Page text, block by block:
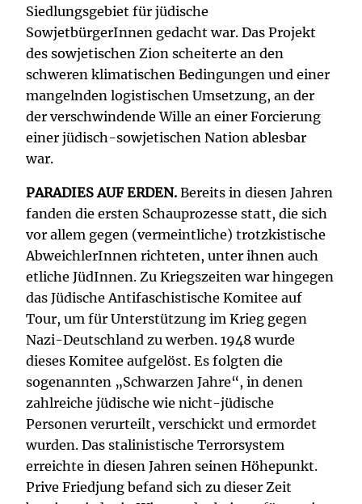
Siedlungsgebiet für jüdische
SowjetbürgerInnen gedacht war. Das Projekt
des sowjetischen Zion scheiterte an den
schweren klimatischen Bedingungen und einer
mangelnden logistischen Umsetzung, an der
der verschwindende Wille an einer Forcierung
einer jüdisch-sowjetischen Nation ablesbar
war.
PARADIES AUF ERDEN. Bereits in diesen Jahren
fanden die ersten Schauprozesse statt, die sich
vor allem gegen (vermeintliche) trotzkistische
AbweichlerInnen richteten, unter ihnen auch
etliche JüdInnen. Zu Kriegszeiten war hingegen
das Jüdische Antifaschistische Komitee auf
Tour, um für Unterstützung im Krieg gegen
Nazi-Deutschland zu werben. 1948 wurde
dieses Komitee aufgelöst. Es folgten die
sogenannten „Schwarzen Jahre“, in denen
zahlreiche jüdische wie nicht-jüdische
Personen verurteilt, verschickt und ermordet
wurden. Das stalinistische Terrorsystem
erreichte in diesen Jahren seinen Höhepunkt.
Prive Friedjung befand sich zu dieser Zeit